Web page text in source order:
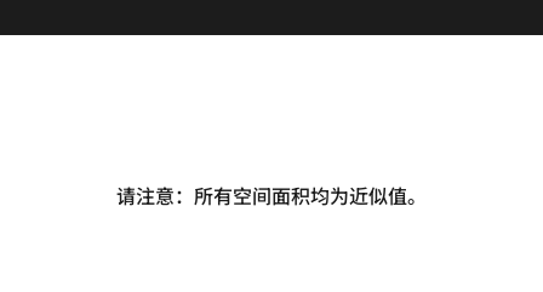
请注意：所有空间面积均为近似值。